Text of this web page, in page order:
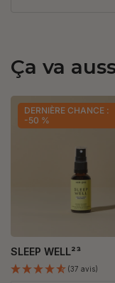
Ça va
DERNIÈRE CHANCE :
-50 %
SLEEP WELL²³
(37 avis)